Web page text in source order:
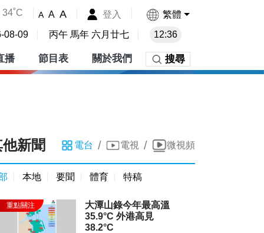
34˚C A A A 登入 繁體
08-09 丙午 馬年 六月廿七 12:36
播 節目表 關於我們 搜尋
新聞 電台 / 電視 / 微視頻
本地 要聞 體育 特稿
大潭山錄今年最高溫
35.9°C 外港高見
38.2°C